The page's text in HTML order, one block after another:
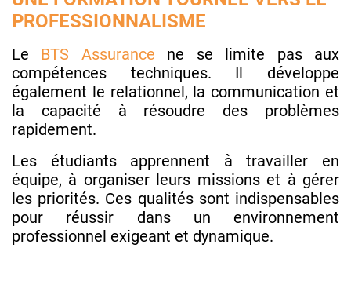
PROFESSIONNALISME
Le BTS Assurance ne se limite pas aux
compétences techniques. Il développe
également le relationnel, la communication et
la capacité à résoudre des problèmes
rapidement.
Les étudiants apprennent à travailler en
équipe, à organiser leurs missions et à gérer
les priorités. Ces qualités sont indispensables
pour réussir dans un environnement
professionnel exigeant et dynamique.